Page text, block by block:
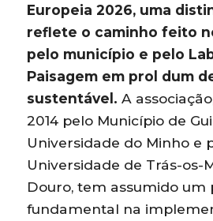
Europeia 2026, uma
reflete o caminho feito
pelo município e pelo
Paisagem em prol dum
sustentável.A
2014 pelo Município de
Universidade do Minho e
Universidade de Trás-os-
Douro, tem assumido um
fundamental na